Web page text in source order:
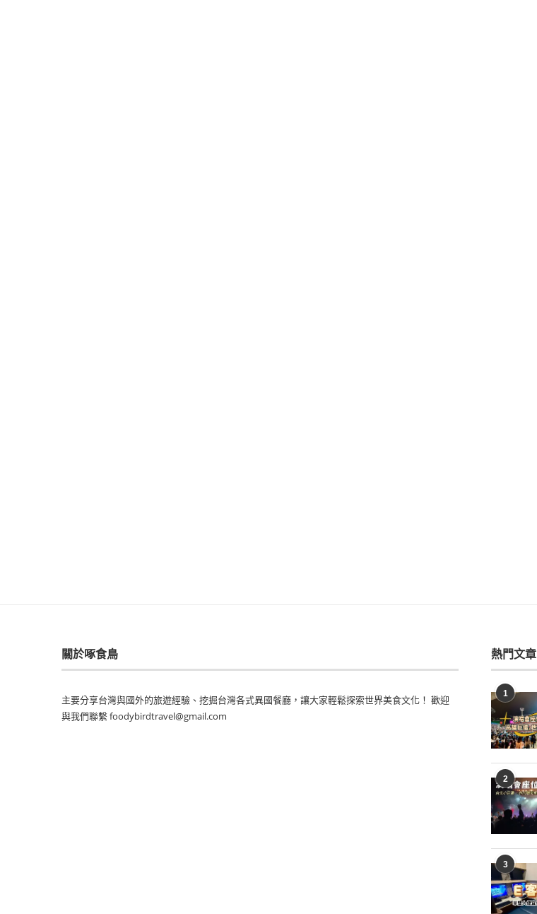
關於啄食鳥
主要分享台灣與國外的旅遊經驗、挖掘台灣各式異國餐廳，讓大家輕鬆探索世界美食文化！ 歡迎
與我們聯繫 foodybirdtravel@gmail.com
熱門文章
1
2
3